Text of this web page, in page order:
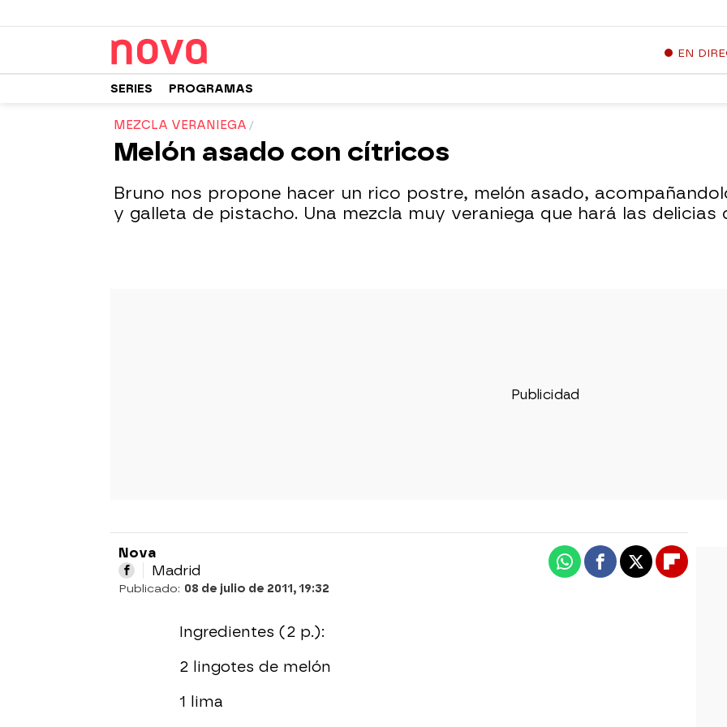
EN
SERIES PROGRAMAS
MEZCLA VERANIEGA
Melón asado con cítricos
Bruno nos propone hacer un rico postre, melón asado,
y galleta de pistacho. Una mezcla muy veraniega que hará las delicias
Nova
Madrid
Publicado: 08 de julio de 2011, 19:32
WhatsappFacebook
X
Ingredientes (2 p.):
2 lingotes de melón
1 lima